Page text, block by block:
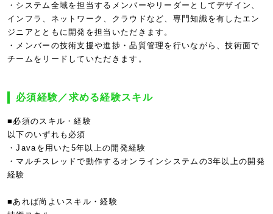
・システム全域を担当するメンバーやリーダーとしてデザイン、
インフラ、ネットワーク、クラウドなど、専門知識を有したエン
ジニアとともに開発を担当いただきます。
・メンバーの技術支援や進捗・品質管理を行いながら、技術面で
チームをリードしていただきます。
必須経験／求める経験スキル
■必須のスキル・経験
以下のいずれも必須
・Javaを用いた5年以上の開発経験
・マルチスレッドで動作するオンラインシステムの3年以上の開発
経験
■あれば尚よいスキル・経験